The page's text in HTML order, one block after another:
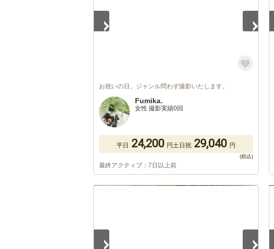
お祝いの日、ジャンル問わず撮影いたします。
Fumika.
女性 撮影実績0回
平日 24,200 円土日祝 29,040 円
最終アクティブ：7日以上前